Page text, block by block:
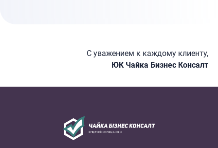
С уважением к каждому клиенту,
ЮК Чайка Бизнес Консалт